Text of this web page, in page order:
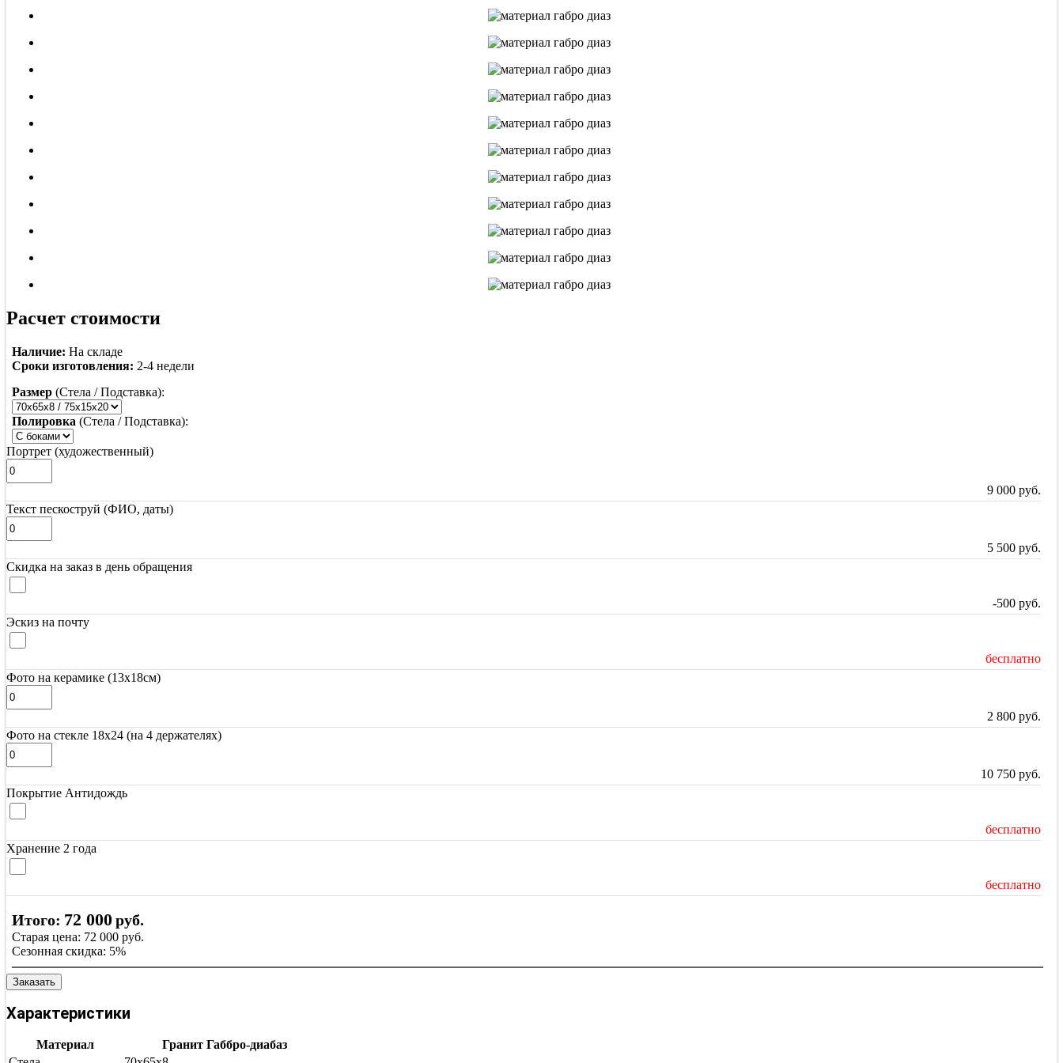
Расчет стоимости
Наличие: На складе
Сроки изготовления: 2-4 недели
Размер (Стела / Подставка):
Полировка (Стела / Подставка):
Портрет (художественный)
9 000 руб.
Текст пескоструй (ФИО, даты)
5 500 руб.
Скидка на заказ в день обращения
-500 руб.
Эскиз на почту
бесплатно
Фото на керамике (13х18см)
2 800 руб.
Фото на стекле 18х24 (на 4 держателях)
10 750 руб.
Покрытие Антидождь
бесплатно
Хранение 2 года
бесплатно
Итого: 72 000руб.
Старая цена: 72 000 руб.
Сезонная скидка: 5%
Заказать
Характеристики
Материал
Гранит Габбро-диабаз